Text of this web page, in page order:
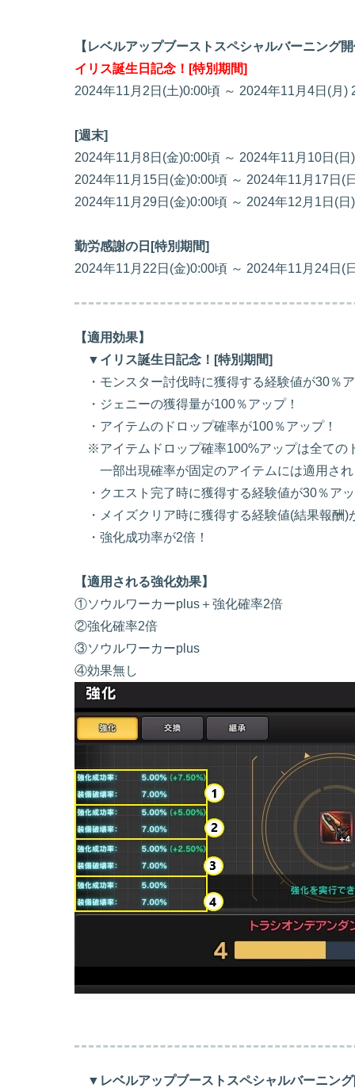
【レベルアップブーストスペシャルバーニング
イリス誕生日記念！[特別期間]
2024年11月2日(土)0:00頃 ～ 2024年11月4日(月)
[週末]
2024年11月8日(金)0:00頃 ～ 2024年11月10日(日
2024年11月15日(金)0:00頃 ～ 2024年11月17日(
2024年11月29日(金)0:00頃 ～ 2024年12月1日(日
勤労感謝の日[特別期間]
2024年11月22日(金)0:00頃 ～ 2024年11月24日(
【適用効果】
▼イリス誕生日記念！[特別期間]
・モンスター討伐時に獲得する経験値が30％
・ジェニーの獲得量が100％アップ！
・アイテムのドロップ確率が100％アップ！
※アイテムドロップ確率100%アップは全ての
一部出現確率が固定のアイテムには適用され
・クエスト完了時に獲得する経験値が30％ア
・メイズクリア時に獲得する経験値(結果報酬)
・強化成功率が2倍！
【適用される強化効果】
①ソウルワーカーplus＋強化確率2倍
②強化確率2倍
③ソウルワーカーplus
④効果無し
▼レベルアップブーストスペシャルバーニン